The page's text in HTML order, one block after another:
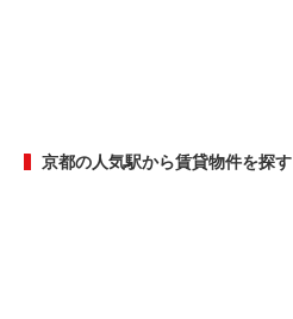
京都の人気駅から賃貸物件を探す